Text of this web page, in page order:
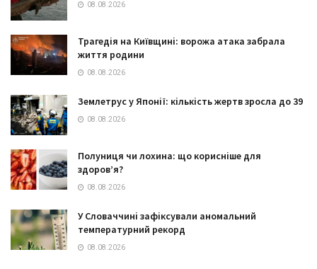
08.08.2026
Трагедія на Київщині: ворожа атака забрала
життя родини
08.08.2026
Землетрус у Японії: кількість жертв зросла до 39
08.08.2026
Полуниця чи лохина: що корисніше для
здоров’я?
08.08.2026
У Словаччині зафіксували аномальний
температурний рекорд
08.08.2026